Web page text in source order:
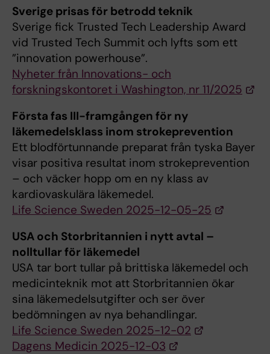
Sverige prisas för betrodd teknik
Sverige fick Trusted Tech Leadership Award
vid Trusted Tech Summit och lyfts som ett
”innovation powerhouse”.
Nyheter från Innovations- och
forskningskontoret i Washington, nr 11/2025
Första fas III-framgången för ny
läkemedelsklass inom strokeprevention
Ett blodförtunnande preparat från tyska Bayer
visar positiva resultat inom strokeprevention
– och väcker hopp om en ny klass av
kardiovaskulära läkemedel.
Life Science Sweden 2025-12-05-25
USA och Storbritannien i nytt avtal –
nolltullar för läkemedel
USA tar bort tullar på brittiska läkemedel och
medicinteknik mot att Storbritannien ökar
sina läkemedelsutgifter och ser över
bedömningen av nya behandlingar.
Life Science Sweden 2025-12-02
Dagens Medicin 2025-12-03